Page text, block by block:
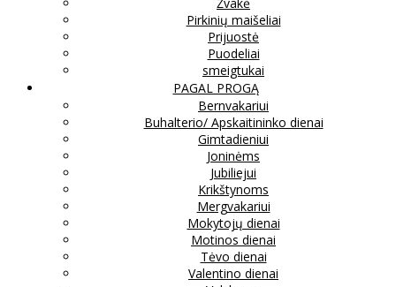
Pirkinių maišeliai
Prijuostė
Puodeliai
smeigtukai
PAGAL PROGĄ
Bernvakariui
Buhalterio/ Apskaitininko dienai
Gimtadieniui
Joninėms
Jubiliejui
Krikštynoms
Mergvakariui
Mokytojų dienai
Motinos dienai
Tėvo dienai
Valentino dienai